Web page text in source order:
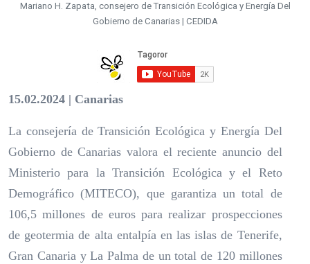
Mariano H. Zapata, consejero de Transición Ecológica y Energía Del
Gobierno de Canarias | CEDIDA
15.02.2024 | Canarias
La consejería de Transición Ecológica y Energía Del
Gobierno de Canarias valora el reciente anuncio del
Ministerio para la Transición Ecológica y el Reto
Demográfico (MITECO), que garantiza un total de
106,5 millones de euros para realizar prospecciones
de geotermia de alta entalpía en las islas de Tenerife,
Gran Canaria y La Palma de un total de 120 millones